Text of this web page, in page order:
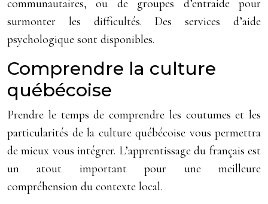
communautaires, ou de groupes d’entraide pour
surmonter les difficultés. Des services d’aide
psychologique sont disponibles.
Comprendre la culture
québécoise
Prendre le temps de comprendre les coutumes et les
particularités de la culture québécoise vous permettra
de mieux vous intégrer. L’apprentissage du français est
un atout important pour une meilleure
compréhension du contexte local.